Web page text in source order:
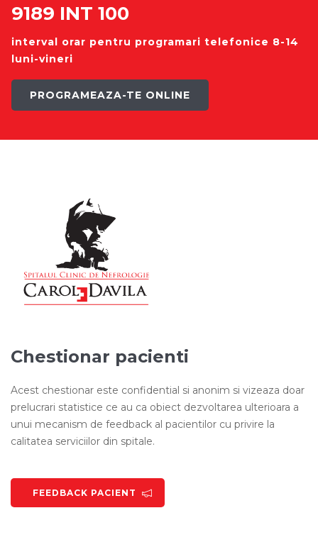
9189 INT 100
interval orar pentru programari telefonice 8-14
luni-vineri
PROGRAMEAZA-TE ONLINE
Chestionar pacienti
Acest chestionar este confidential si anonim si vizeaza doar
prelucrari statistice ce au ca obiect dezvoltarea ulterioara a
unui mecanism de feedback al pacientilor cu privire la
calitatea serviciilor din spitale.
FEEDBACK PACIENT